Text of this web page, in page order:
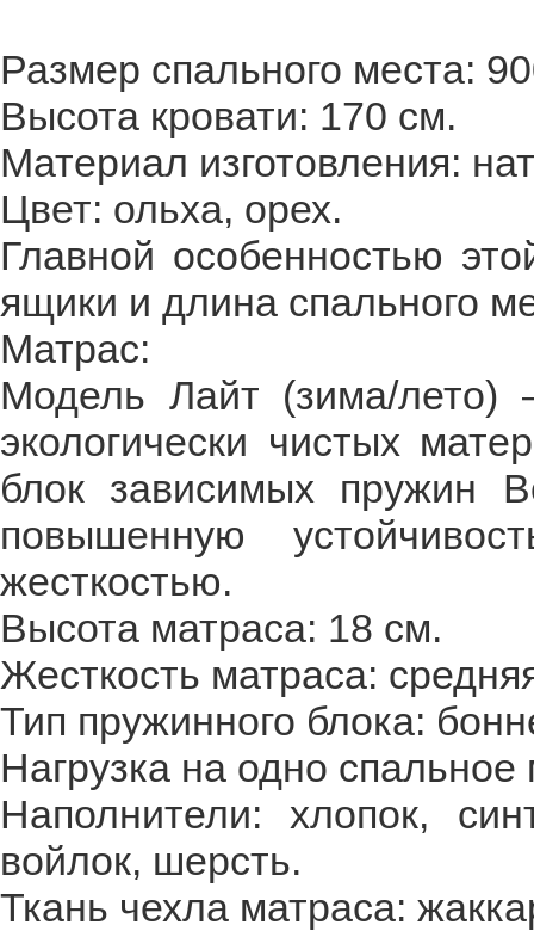
Размер спального места:
Высота кровати: 170 см.
Материал изготовления:
Цвет: ольха, орех.
Главной особенностью
ящики и длина спального
Матрас:
Модель Лайт (зима/лето)
экологически чистых
блок зависимых пружин
повышенную
жесткостью.
Высота матраса: 18 см.
Жесткость матраса:
Тип пружинного блока:
Нагрузка на одно спальное
Наполнители: хлопок,
войлок, шерсть.
Ткань чехла матраса: